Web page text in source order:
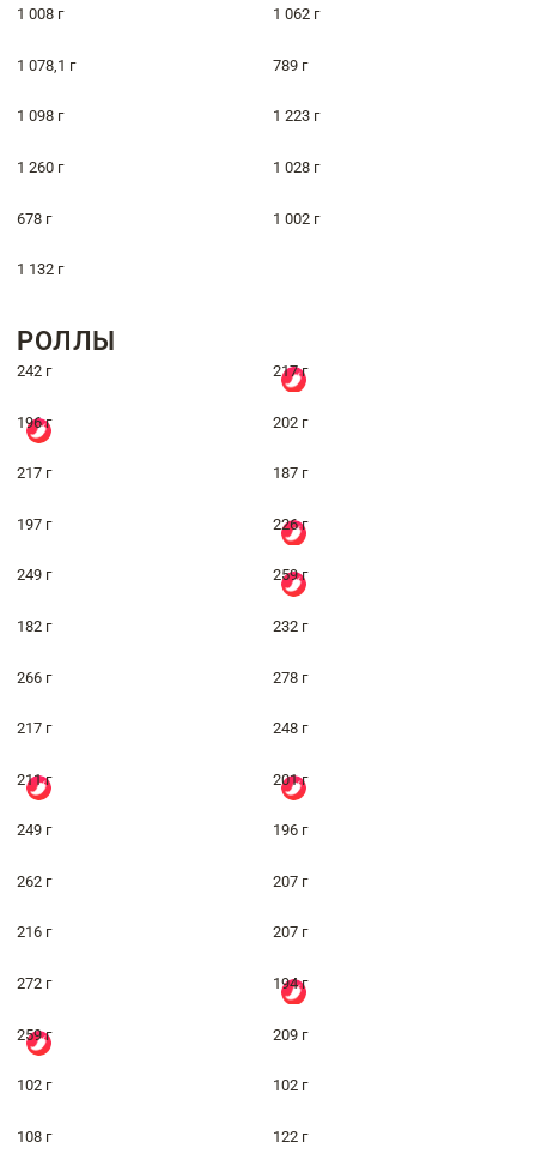
1 008 г 1 062 г
1 078,1 г 789 г
1 098 г 1 223 г
1 260 г 1 028 г
678 г 1 002 г
1 132 г
РОЛЛЫ
242 г 217 г
196 г 202 г
217 г 187 г
197 г 226 г
249 г 259 г
182 г 232 г
266 г 278 г
217 г 248 г
211 г 201 г
249 г 196 г
262 г 207 г
216 г 207 г
272 г 194 г
259 г 209 г
102 г 102 г
108 г 122 г